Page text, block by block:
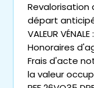
Revalorisation
départ
VALEUR
Honoraires
Frais d'acte
la valeur